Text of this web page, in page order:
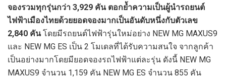
จองรวมทุกรุ่นกว่า 3,929 คัน ตอกย้ำความเป็นผู้นำรถยนต์
ไฟฟ้าเมืองไทยด้วยยอดจองมากเป็นอันดับหนึ่งกับตัวเลข
2,840 คันโดยมีรถยนต์ไฟฟ้ารุ่นใหม่อย่าง NEW MG MAXUS9
และ NEW MG ES เป็น 2 โมเดลที่ได้รับความสนใจ จากลูกค้า
เป็นอย่างมากโดยมียอดจองรถไฟฟ้าแต่ละรุ่น ดังนี้ NEW MG
MAXUS9 จำนวน 1,159 คัน NEW MG ES จำนวน 855 คัน